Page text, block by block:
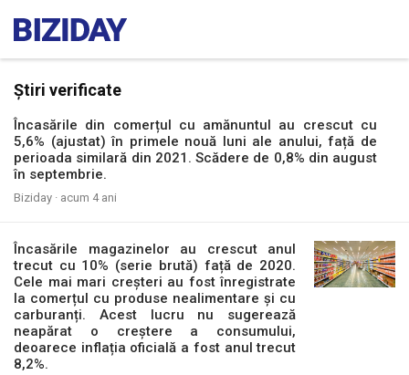
Știri verificate
Încasările din comerțul cu amănuntul au crescut cu
5,6% (ajustat) în primele nouă luni ale anului, față de
perioada similară din 2021. Scădere de 0,8% din august
în septembrie.
Biziday · acum 4 ani
Încasările magazinelor au crescut anul
trecut cu 10% (serie brută) față de 2020.
Cele mai mari creșteri au fost înregistrate
la comerțul cu produse nealimentare și cu
carburanți. Acest lucru nu sugerează
neapărat o creștere a consumului,
deoarece inflația oficială a fost anul trecut
8,2%.